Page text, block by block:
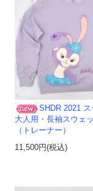
SHDR 2021 ス
大人用・長袖スウェ
（トレーナー）
11,500円(税込)